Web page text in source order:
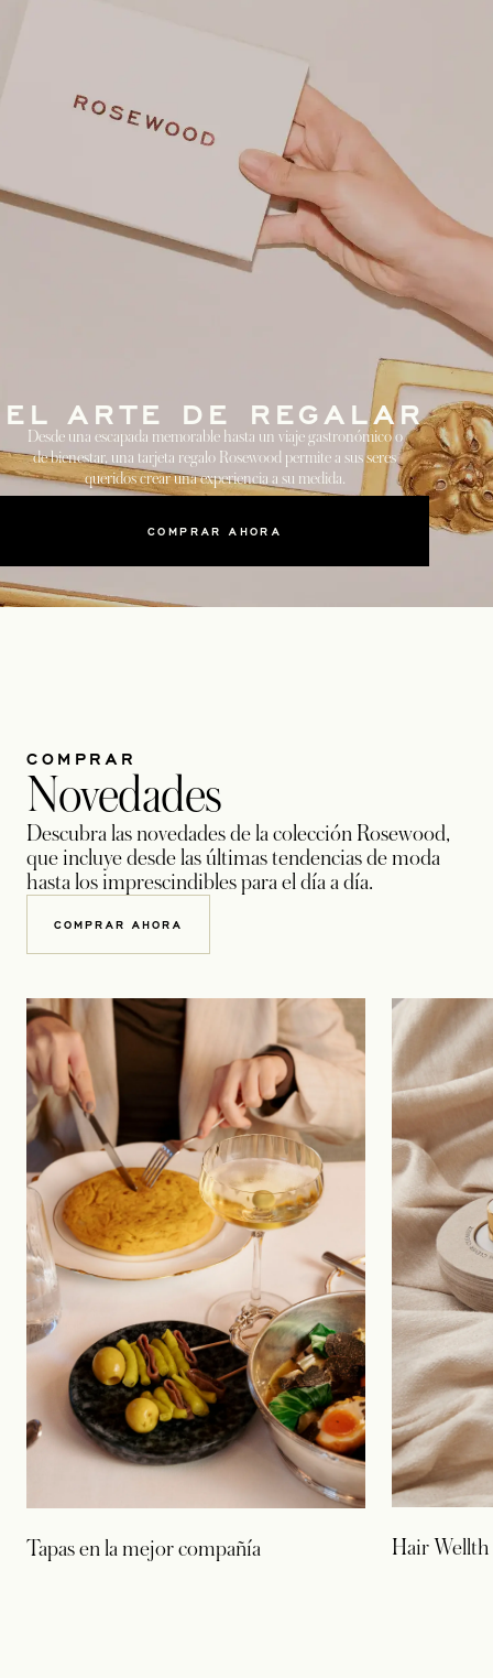
COMPRAR AHORA
EL ARTE DE REGALAR
Desde una escapada memorable hasta un viaje gastronómico o
de bienestar, una tarjeta regalo Rosewood permite a sus seres
queridos crear una experiencia a su medida.
COMPRAR
Novedades
Descubra las novedades de la colección Rosewood,
que incluye desde las últimas tendencias de moda
hasta los imprescindibles para el día a día.
COMPRAR AHORA
Tapas en la mejor compañía Hair Wellth